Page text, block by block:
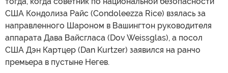
США Кондолиза Райс (Condoleezza Rice) взялась за
направленного Шароном в Вашингтон руководителя
аппарата Дава Вайсгласа (Dov Weissglas), а посол
США Дэн Картцер (Dan Kurtzer) заявился на ранчо
премьера в пустыне Негев.